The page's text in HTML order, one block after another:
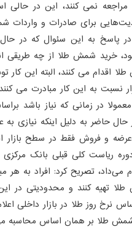
نمی کنند، این در
برای صادرات و
در پاسخ به این سئوال که در
خرید شمش طلا از چه طریقی
اقدام می کنند، البته این کار
نسبت به این کار مبادرت می
معمولا در زمانی که نیاز
حال حاضر به دلیل اینکه
و فروش فقط در سطح بازار
ریاست کلی قبلی بانک
می‌داد، تصریح کرد: افراد به هر
تهیه کنند و محدودیتی در
نرخ روز طلا در بازار داخلی
شمش طلا بر همان اساس محاسبه